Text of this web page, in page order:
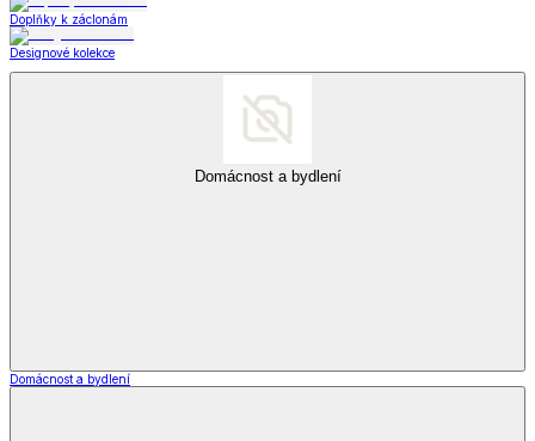
Doplňky k záclonám
Designové kolekce
Domácnost a bydlení
Domácnost a bydlení